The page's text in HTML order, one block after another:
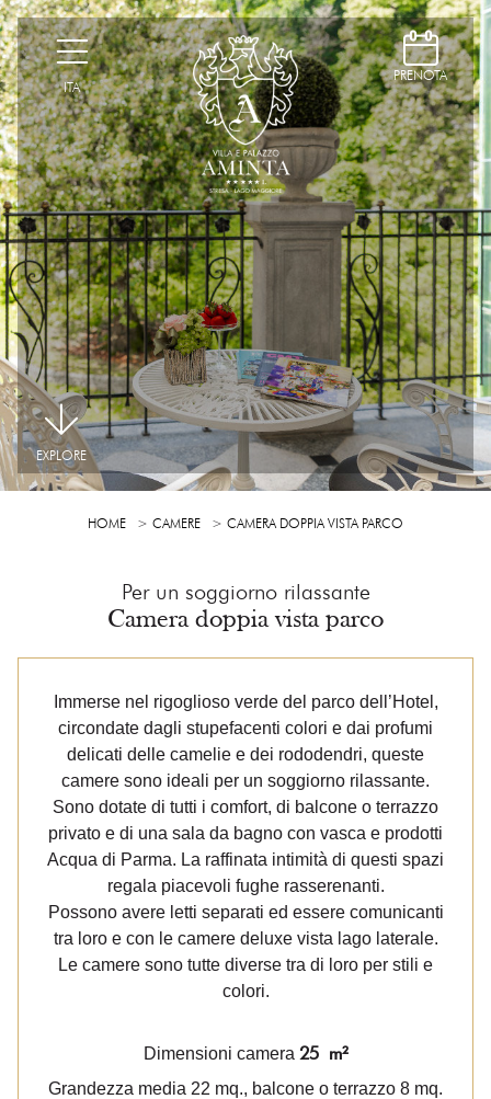
H
ITA
D
PRENOTA
|
EXPLORE
HOME CAMERE CAMERA DOPPIA VISTA PARCO
Per un soggiorno rilassante
Camera doppia vista parco
Immerse nel rigoglioso verde del parco dell’Hotel,
circondate dagli stupefacenti colori e dai profumi
delicati delle camelie e dei rododendri, queste
camere sono ideali per un soggiorno rilassante.
Sono dotate di tutti i comfort, di balcone o terrazzo
privato e di una sala da bagno con vasca e prodotti
Acqua di Parma. La raffinata intimità di questi spazi
regala piacevoli fughe rasserenanti.
Possono avere letti separati ed essere comunicanti
tra loro e con le camere deluxe vista lago laterale.
Le camere sono tutte diverse tra di loro per stili e
colori.
Dimensioni camera 25 m²
Grandezza media 22 mq., balcone o terrazzo 8 mq.